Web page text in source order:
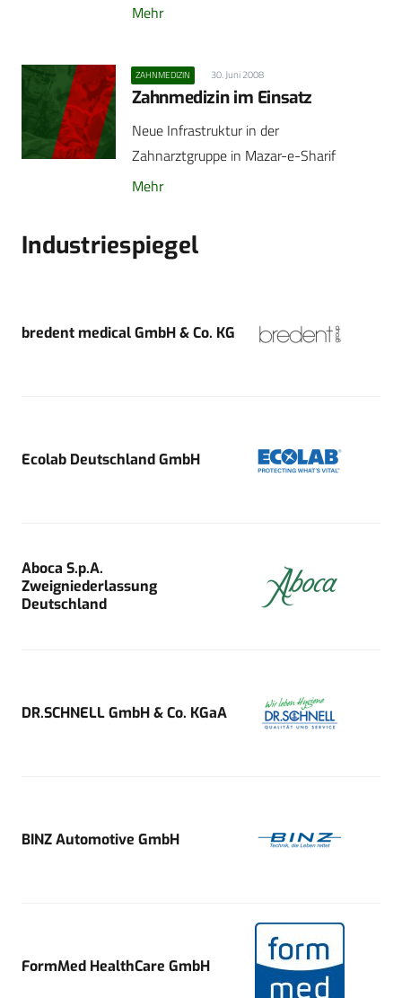
Mehr
ZAHNMEDIZIN 30. Juni 2008
Zahnmedizin im Einsatz
Neue Infrastruktur in der
Zahnarztgruppe in Mazar-e-Sharif
Mehr
Industriespiegel
bredent medical GmbH & Co. KG
Ecolab Deutschland GmbH
Aboca S.p.A.
Zweigniederlassung
Deutschland
DR.SCHNELL GmbH & Co. KGaA
BINZ Automotive GmbH
FormMed HealthCare GmbH